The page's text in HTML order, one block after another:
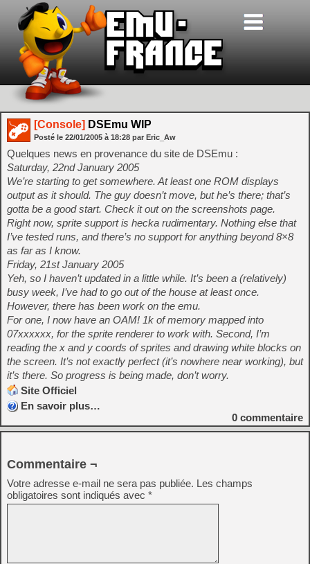
[Console] DSEmu WIP
Posté le 22/01/2005 à 18:28 par Eric_Aw
Quelques news en provenance du site de DSEmu :
Saturday, 22nd January 2005
We’re starting to get somewhere. At least one ROM displays
output as it should. The guy doesn’t move, but he’s there; that’s
gotta be a good start. Check it out on the screenshots page.
Right now, sprite support is hecka rudimentary. Nothing else that
I’ve tested runs, and there’s no support for anything beyond 8×8
as far as I know.
Friday, 21st January 2005
Yeh, so I haven’t updated in a little while. It’s been a (relatively)
busy week, I’ve had to go out of the house at least once.
However, there has been work on the emu.
For one, I now have an OAM! 1k of memory mapped into
07xxxxxx, for the sprite renderer to work with. Second, I’m
reading the x and y coords of sprites and drawing white blocks on
the screen. It’s not exactly perfect (it’s nowhere near working), but
it’s there. So progress is being made, don’t worry.
Site Officiel
En savoir plus…
0 commentaire
Commentaire ¬
Votre adresse e-mail ne sera pas publiée. Les champs
obligatoires sont indiqués avec *